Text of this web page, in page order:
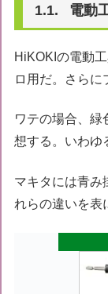
電動
HiKOKIの電動
ロ用だ。さらに
ワテの場合、緑
想する。いわゆ
マキタには青み
れらの違いを表